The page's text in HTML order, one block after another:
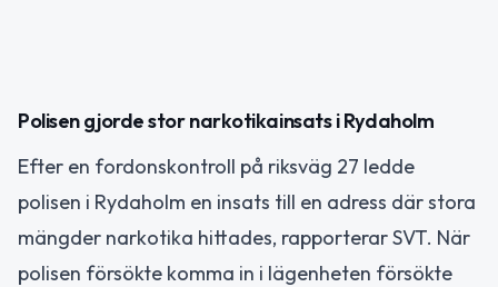
Polisen gjorde stor narkotikainsats i Rydaholm
Efter en fordonskontroll på riksväg 27 ledde
polisen i Rydaholm en insats till en adress där stora
mängder narkotika hittades, rapporterar SVT. När
polisen försökte komma in i lägenheten försökte